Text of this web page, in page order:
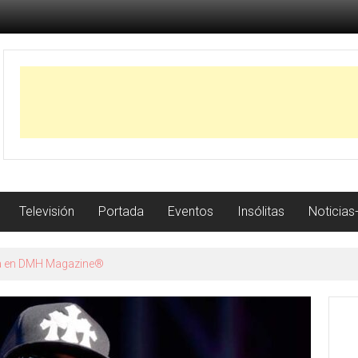
Televisión Portada Eventos Insólitas
con récord de jonrones a los 23 años